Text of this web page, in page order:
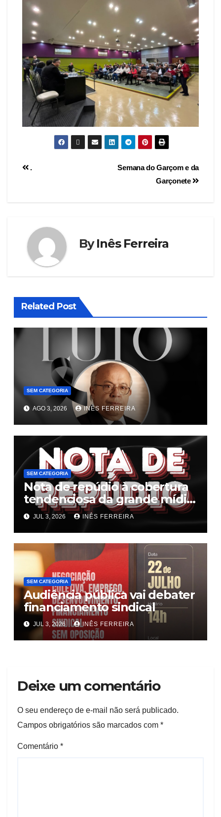
Semana do Garçom e da
Garçonete
.
ByInês Ferreira
Related Post
SEM CATEGORIA
AGO 3, 2026 INÊS FERREIRA
SEM CATEGORIA
Nota de repúdio à cobertura
tendenciosa da grande mídia
sobre o fim da escala 6×1
JUL 3, 2026 INÊS FERREIRA
SEM CATEGORIA
Audiência pública vai debater
financiamento sindical
JUL 3, 2026 INÊS FERREIRA
Deixe um comentário
O seu endereço de e-mail não será publicado.
Campos obrigatórios são marcados com *
Comentário *